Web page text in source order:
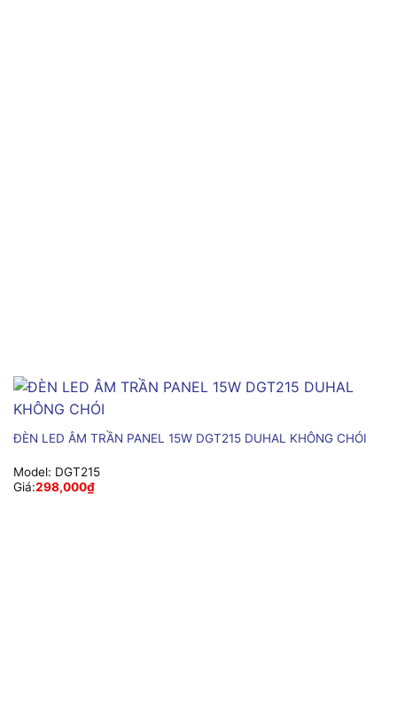
ĐÈN LED ÂM TRẦN PANEL 15W DGT215 DUHAL KHÔNG CHÓI
Model: DGT215
Giá:298,000₫